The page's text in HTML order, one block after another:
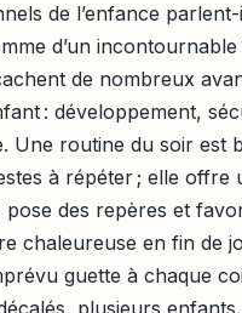
de l’enfance parlent-
d’un
de nombreux
: développement,
Une routine du soir est
à répéter ; elle offre
pose des repères et
chaleureuse en fin de
guette à chaque